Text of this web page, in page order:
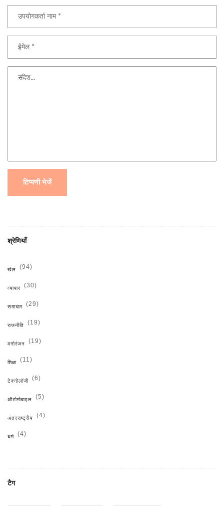
टिप्पणी भेजें
श्रेणियाँ
खेल (94)
व्यापार (30)
समाचार (29)
राजनीति (19)
मनोरंजन (19)
शिक्षा (11)
टेक्नोलॉजी (6)
ऑटोमोबाइल (5)
अंतरराष्ट्रीय (4)
धर्म (4)
टैग